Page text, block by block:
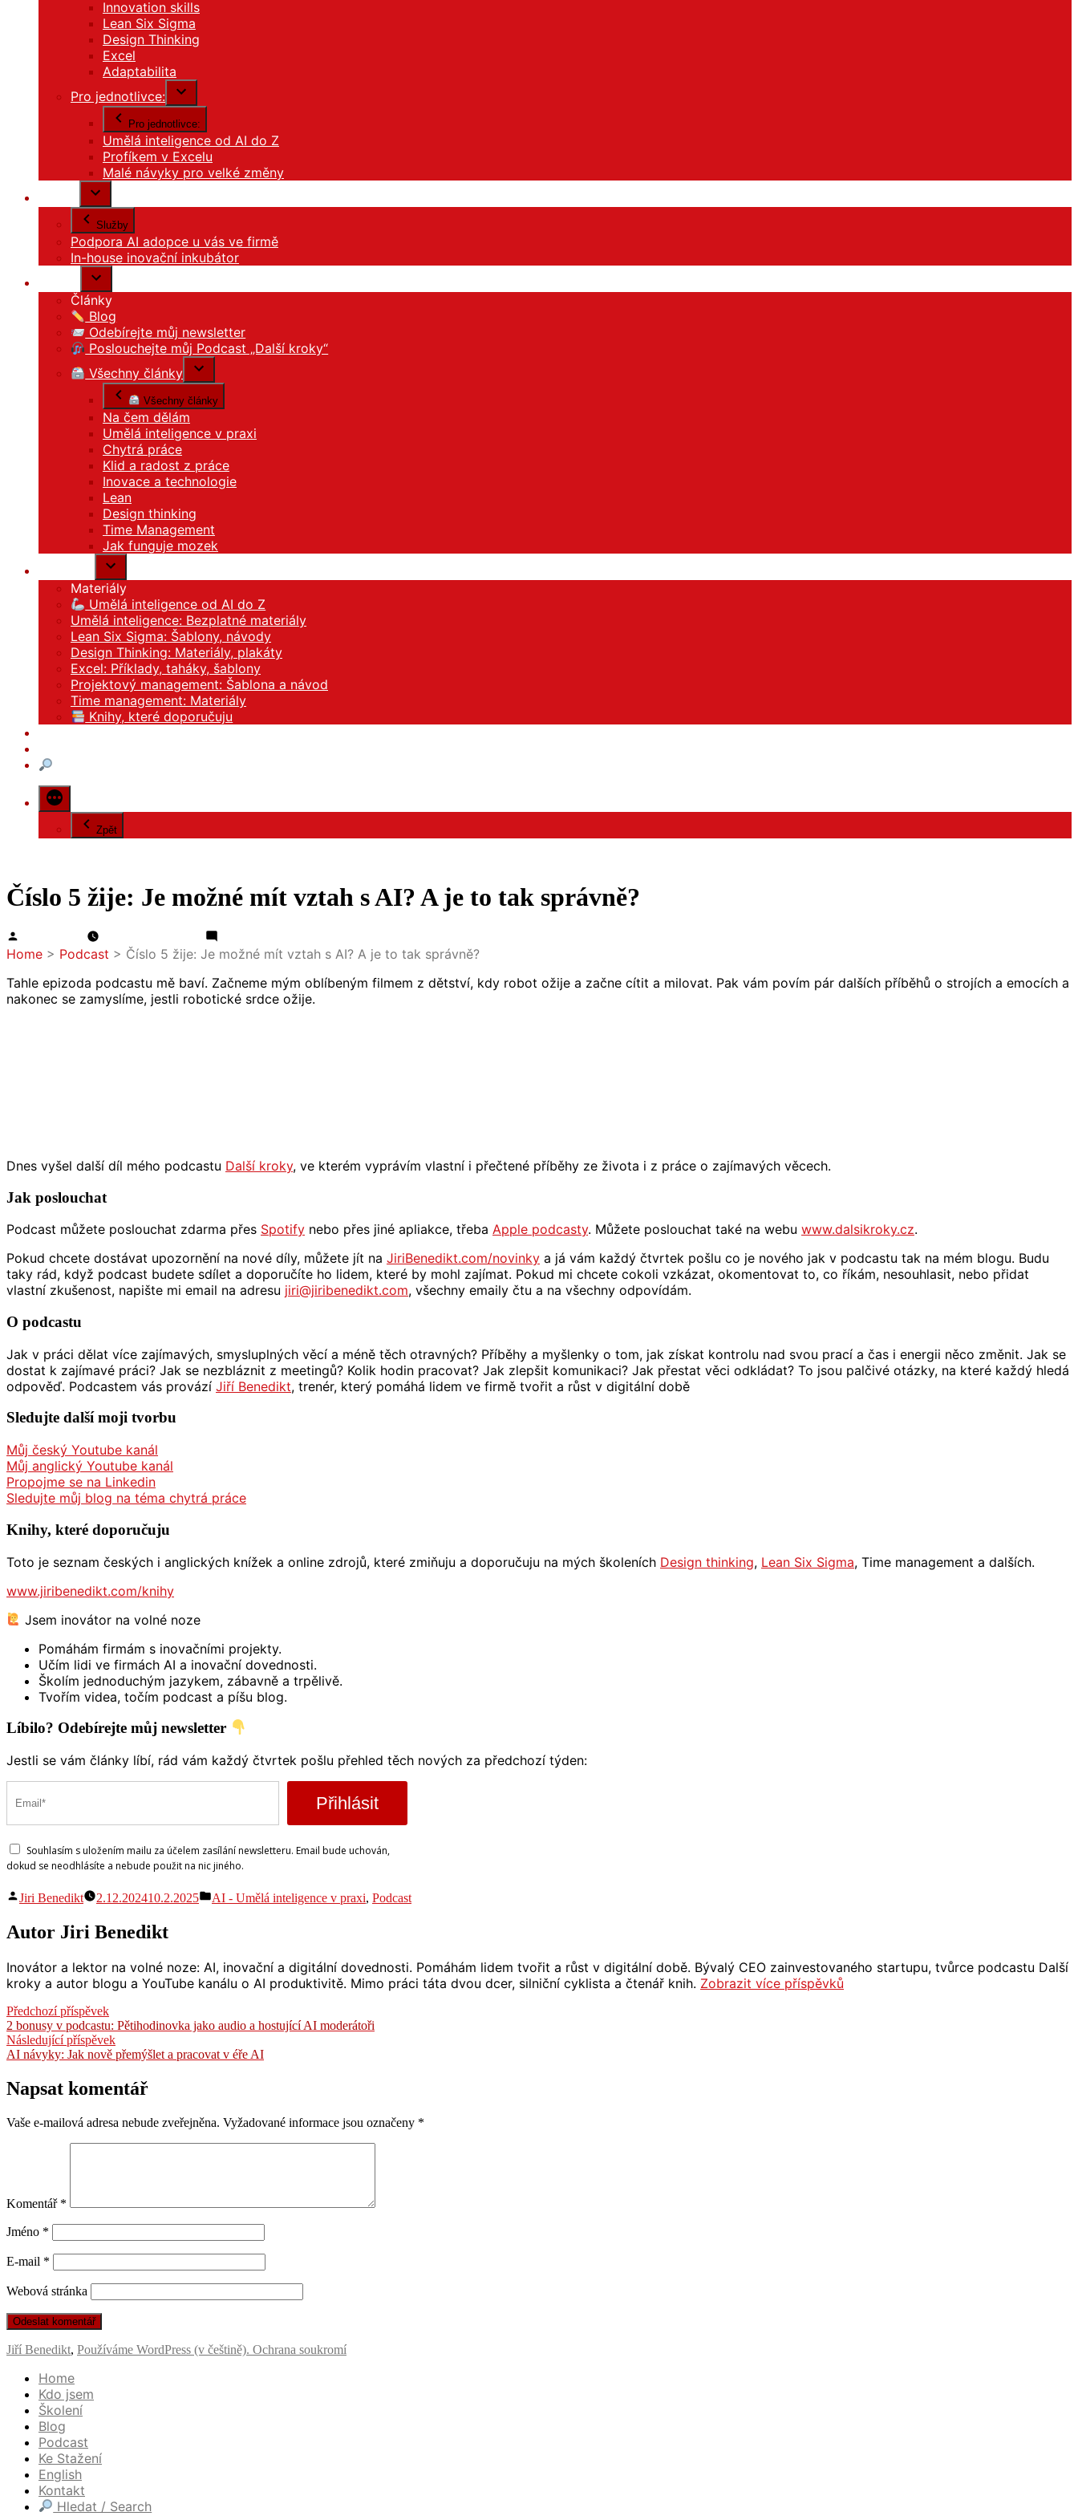
Innovation skills
Lean Six Sigma
Design Thinking
Excel
Adaptabilita
Pro jednotlivce:
Pro jednotlivce:
Umělá inteligence od AI do Z
Profíkem v Excelu
Malé návyky pro velké změny
Služby
Podpora AI adopce u vás ve firmě
In-house inovační inkubátor
Články
Blog
Odebírejte můj newsletter
Poslouchejte můj Podcast „Další kroky“
Všechny články
Všechny články
Na čem dělám
Umělá inteligence v praxi
Chytrá práce
Klid a radost z práce
Inovace a technologie
Lean
Design thinking
Time Management
Jak funguje mozek
Materiály
Umělá inteligence od AI do Z
Umělá inteligence: Bezplatné materiály
Lean Six Sigma: Šablony, návody
Design Thinking: Materiály, plakáty
Excel: Příklady, taháky, šablony
Projektový management: Šablona a návod
Time management: Materiály
Knihy, které doporučuju
Zpět
Číslo 5 žije: Je možné mít vztah s AI? A je to tak správně?
Číslo
žije:
Je
možné
Home > Podcast > Číslo 5 žije: Je možné mít vztah s AI? A je to tak správně?
Tahle epizoda podcastu mě baví. Začneme mým oblíbeným filmem z dětství, kdy robot ožije a začne cítit a milovat. Pak vám povím pár dalších příběhů o strojích a emocích a
nakonec se zamyslíme, jestli robotické srdce ožije.
Dnes vyšel další díl mého podcastu Další kroky, ve kterém vyprávím vlastní i přečtené příběhy ze života i z práce o zajímavých věcech.
Jak poslouchat
Podcast můžete poslouchat zdarma přes Spotify nebo přes jiné apliakce, třeba Apple podcasty. Můžete poslouchat také na webu www.dalsikroky.cz.
Pokud chcete dostávat upozornění na nové díly, můžete jít na JiriBenedikt.com/novinky a já vám každý čtvrtek pošlu co je nového jak v podcastu tak na mém blogu. Budu
taky rád, když podcast budete sdílet a doporučíte ho lidem, které by mohl zajímat. Pokud mi chcete cokoli vzkázat, okomentovat to, co říkám, nesouhlasit, nebo přidat
vlastní zkušenost, napište mi email na adresu jiri@jiribenedikt.com, všechny emaily čtu a na všechny odpovídám.
O podcastu
Jak v práci dělat více zajímavých, smysluplných věcí a méně těch otravných? Příběhy a myšlenky o tom, jak získat kontrolu nad svou prací a čas i energii něco změnit. Jak se
dostat k zajímavé práci? Jak se nezbláznit z meetingů? Kolik hodin pracovat? Jak zlepšit komunikaci? Jak přestat věci odkládat? To jsou palčivé otázky, na které každý hledá
odpověď. Podcastem vás provází Jiří Benedikt, trenér, který pomáhá lidem ve firmě tvořit a růst v digitální době
Sledujte další moji tvorbu
Můj český Youtube kanál
Můj anglický Youtube kanál
Propojme se na Linkedin
Sledujte můj blog na téma chytrá práce
Knihy, které doporučuju
Toto je seznam českých i anglických knížek a online zdrojů, které zmiňuju a doporučuju na mých školeních Design thinking, Lean Six Sigma, Time management a dalších.
www.jiribenedikt.com/knihy
Jsem inovátor na volné noze
Pomáhám firmám s inovačními projekty.
Učím lidi ve firmách AI a inovační dovednosti.
Školím jednoduchým jazykem, zábavně a trpělivě.
Tvořím videa, točím podcast a píšu blog.
Líbilo? Odebírejte můj newsletter
Jestli se vám články líbí, rád vám každý čtvrtek pošlu přehled těch nových za předchozí týden:
Přihlásit
Souhlasím s uložením mailu za účelem zasílání newsletteru. Email bude uchován,
dokud se neodhlásíte a nebude použit na nic jiného.
Autor
Jiri Benedikt 2.12.202410.2.2025
Publikováno
AI - Umělá inteligence v praxi, Podcast
Autor Jiri Benedikt
Inovátor a lektor na volné noze: AI, inovační a digitální dovednosti. Pomáhám lidem tvořit a růst v digitální době. Bývalý CEO zainvestovaného startupu, tvůrce podcastu Další
kroky a autor blogu a YouTube kanálu o AI produktivitě. Mimo práci táta dvou dcer, silniční cyklista a čtenář knih. Zobrazit více příspěvků
Navigace
pro
příspěvek
Předchozí příspěvekPředchozí
příspěvek:
2 bonusy v podcastu: Pětihodinovka jako audio a hostující AI moderátoři
Následující příspěvekNásledující
příspěvek:
AI návyky: Jak nově přemýšlet a pracovat v éře AI
Napsat komentář
Vaše e-mailová adresa nebude zveřejněna. Vyžadované informace jsou označeny *
Komentář *
Jméno *
E-mail *
Webová stránka
Jiří Benedikt, Používáme WordPress (v češtině). Ochrana soukromí
Home
Kdo jsem
Školení
Blog
Podcast
Ke Stažení
English
Kontakt
Hledat / Search